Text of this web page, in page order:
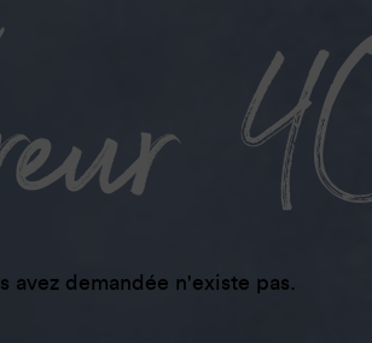
avez demandée n'existe pas.